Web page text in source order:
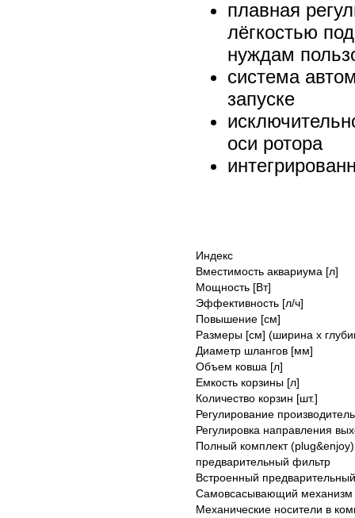
плавная
лёгкостью
нуждам
система
запуске
оси ротора
Индекс
Вместимость аквариума [л]
Мощность [Вт]
Эффективность [л/ч]
Повышение [см]
Размеры [см] (ширина х
Диаметр шлангов [мм]
Объем ковша [л]
Емкость корзины [л]
Количество корзин [шт.]
Регулирование
Регулировка направления
Полный комплект (plug&enjoy)
предварительный фильтр
Встроенный
Самовсасывающий механизм
Механические носители в